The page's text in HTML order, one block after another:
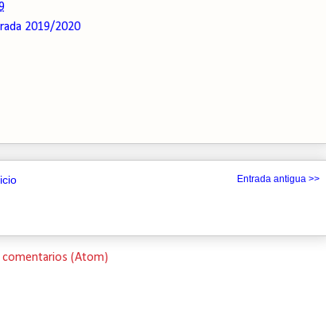
2019/2020
Entrada antigua >>
comentarios (Atom)